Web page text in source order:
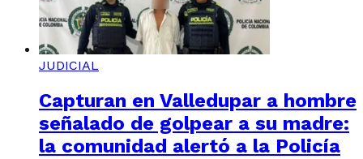
JUDICIAL
Capturan en Valledupar a hombre
señalado de golpear a su madre:
la comunidad alertó a la Policía